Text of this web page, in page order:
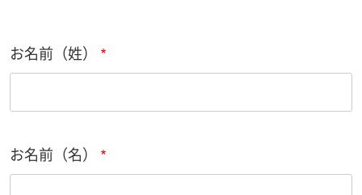
お名前（姓）
お名前（名）